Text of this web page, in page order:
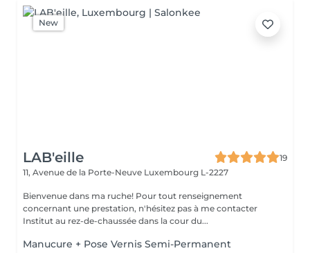
New
LAB'eille
19
11, Avenue de la Porte-Neuve Luxembourg L-2227
Bienvenue dans ma ruche! Pour tout renseignement
concernant une prestation, n'hésitez pas à me contacter
Institut au rez-de-chaussée dans la cour du...
Manucure + Pose Vernis Semi-Permanent